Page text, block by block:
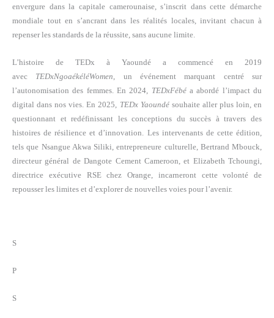
envergure dans la capitale camerounaise, s’inscrit dans cette démarche
mondiale tout en s’ancrant dans les réalités locales, invitant chacun à
repenser les standards de la réussite, sans aucune limite.
L’histoire de TEDx à Yaoundé a commencé en 2019
avec TEDxNgoaékéléWomen , un événement marquant centré sur
l’autonomisation des femmes. En 2024, TEDxFébéa abordé l’impact du
digital dans nos vies. En 2025, TEDx Yaoundésouhaite aller plus loin, en
questionnant et redéfinissant les conceptions du succès à travers des
histoires de résilience et d’innovation. Les intervenants de cette édition,
tels que Nsangue Akwa Siliki, entrepreneure culturelle, Bertrand Mbouck,
directeur général de Dangote Cement Cameroon, et Elizabeth Tchoungi,
directrice exécutive RSE chez Orange, incarneront cette volonté de
repousser les limites et d’explorer de nouvelles voies pour l’avenir.
S
P
S